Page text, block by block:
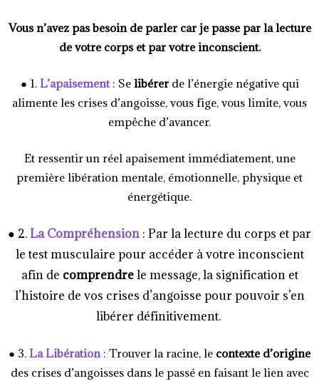
Vous n’avez pas besoin de parler car je passe par la lecture
de votre corps et par votre inconscient.
● 1. L’apaisement: Se libérerde l’énergie négative qui
alimente les crises d’angoisse, vous fige, vous limite, vous
empêche d’avancer.
Et ressentir un réel apaisement immédiatement, une
première libération mentale, émotionnelle, physique et
énergétique.
● 2.La Compréhension : Par la lecture du corps et par
le test musculaire pour accéder à votre inconscient
afin de comprendrele message, la signification et
l’histoire de vos crises d’angoisse pour pouvoir s’en
libérer définitivement.
● 3. La Libération: Trouver la racine, le contexte d’origine
des crises d’angoisses dans le passé en faisant le lien avec